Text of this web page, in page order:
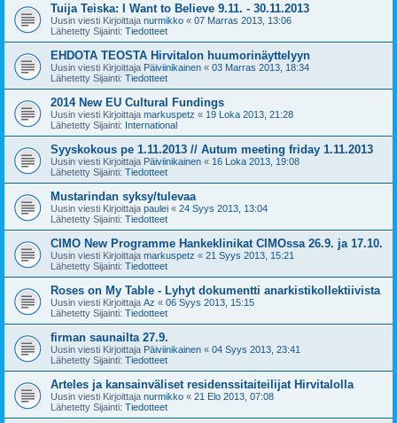
Tuija Teiska: I Want to Believe 9.11. - 30.11.2013
Uusin viesti Kirjoittaja nurmikko « 07 Marras 2013, 13:06
Lähetetty Sijainti: Tiedotteet
EHDOTA TEOSTA Hirvitalon huumorinäyttelyyn
Uusin viesti Kirjoittaja Päiviinikainen « 03 Marras 2013, 18:34
Lähetetty Sijainti: Tiedotteet
2014 New EU Cultural Fundings
Uusin viesti Kirjoittaja markuspetz « 19 Loka 2013, 21:28
Lähetetty Sijainti: International
Syyskokous pe 1.11.2013 // Autum meeting friday 1.11.2013
Uusin viesti Kirjoittaja Päiviinikainen « 16 Loka 2013, 19:08
Lähetetty Sijainti: Tiedotteet
Mustarindan syksy/tulevaa
Uusin viesti Kirjoittaja paulei « 24 Syys 2013, 13:04
Lähetetty Sijainti: Tiedotteet
CIMO New Programme Hankeklinikat CIMOssa 26.9. ja 17.10.
Uusin viesti Kirjoittaja markuspetz « 21 Syys 2013, 15:21
Lähetetty Sijainti: Tiedotteet
Roses on My Table - Lyhyt dokumentti anarkistikollektiivista
Uusin viesti Kirjoittaja Az « 06 Syys 2013, 15:15
Lähetetty Sijainti: Tiedotteet
firman saunailta 27.9.
Uusin viesti Kirjoittaja Päiviinikainen « 04 Syys 2013, 23:41
Lähetetty Sijainti: Tiedotteet
Arteles ja kansainväliset residenssitaiteilijat Hirvitalolla
Uusin viesti Kirjoittaja nurmikko « 21 Elo 2013, 07:08
Lähetetty Sijainti: Tiedotteet